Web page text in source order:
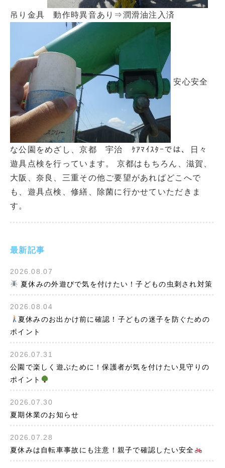
最新記事
2026.08.07
夏休みの外遊びで気を付けたい！子どもの虫刺され対策
2026.08.04
夏休みのお出かけ前に確認！子どもの迷子を防ぐための
ポイント
2026.07.31
公園で楽しく遊ぶために！保護者が気を付けたい見守りの
ポイント
2026.07.30
夏期休業のお知らせ
2026.07.28
夏休みは自転車事故にも注意！親子で確認したい安全
吊り金具 動作時異音あり⇒潤滑油注入済
安心安全
な公園をめざし、京都 宇治 ｹｱﾏｲｽﾀｰでは、日々
遊具点検を行っています。 京都はもちろん、滋賀、
大阪、奈良、三重その他ご要望があればどこへで
も、遊具点検、修繕、除菌に行かせていただきま
す。